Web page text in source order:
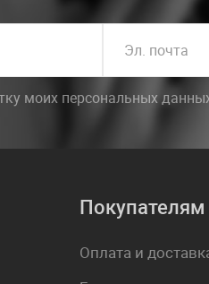
Эл. почта
моих персональных
Покупателям
Оплата и